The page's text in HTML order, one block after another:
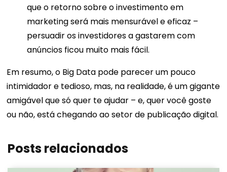
que o retorno sobre o investimento em
marketing será mais mensurável e eficaz –
persuadir os investidores a gastarem com
anúncios ficou muito mais fácil.
Em resumo, o Big Data pode parecer um pouco
intimidador e tedioso, mas, na realidade, é um gigante
amigável que só quer te ajudar – e, quer você goste
ou não, está chegando ao setor de publicação digital.
Posts relacionados